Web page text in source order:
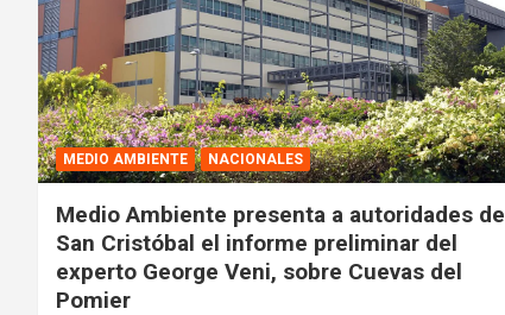
MEDIO AMBIENTE NACIONALES
Medio Ambiente presenta a autoridades de
San Cristóbal el informe preliminar del
experto George Veni, sobre Cuevas del
Pomier